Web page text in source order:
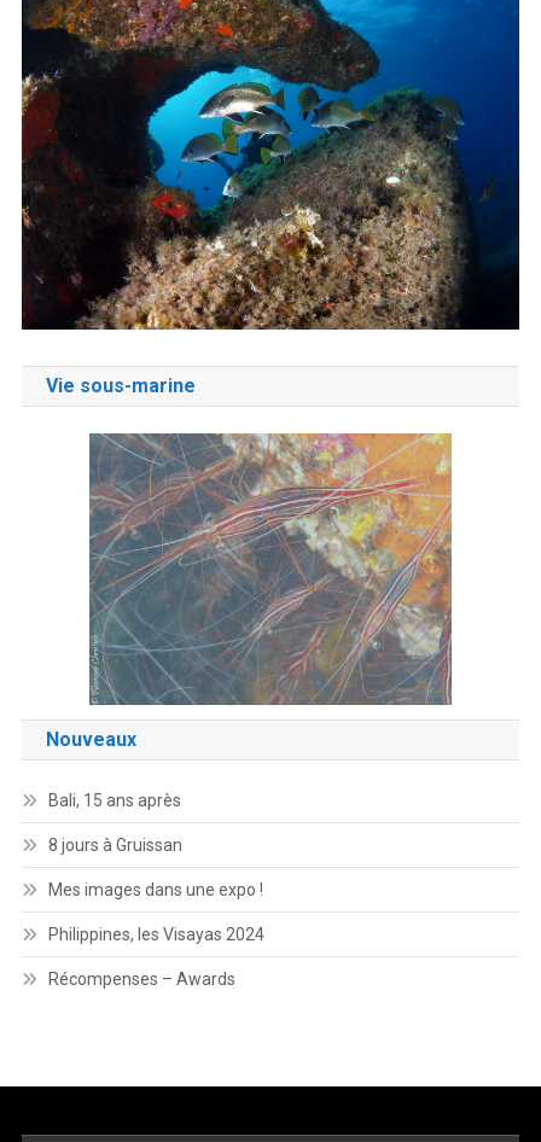
Vie sous-marine
Nouveaux
Bali, 15 ans après
8 jours à Gruissan
Mes images dans une expo !
Philippines, les Visayas 2024
Récompenses – Awards